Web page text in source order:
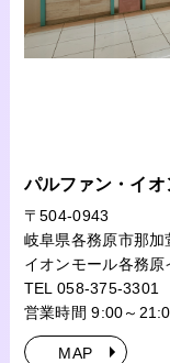
パルファン・イ
〒504-0943
岐阜県各務原市那加
イオンモール各務原
TEL 058-375-3301
営業時間 9:00～
MAP